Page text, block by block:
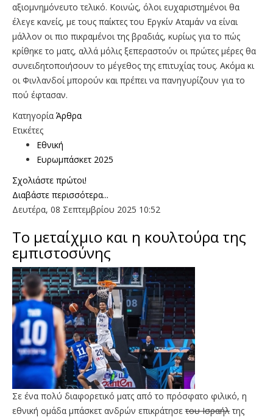
αξιομνημόνευτο τελικό. Κοινώς, όλοι ευχαριστημένοι θα
έλεγε κανείς, με τους παίκτες του Εργκίν Αταμάν να είναι
μάλλον οι πιο πικραμένοι της βραδιάς, κυρίως για το πώς
κρίθηκε το ματς, αλλά μόλις ξεπεραστούν οι πρώτες μέρες θα
συνειδητοποιήσουν το μέγεθος της επιτυχίας τους. Ακόμα κι
οι Φινλανδοί μπορούν και πρέπει να πανηγυρίζουν για το
πού έφτασαν.
Κατηγορία Άρθρα
Ετικέτες
Εθνική
Ευρωμπάσκετ 2025
Σχολιάστε πρώτοι!
Διαβάστε περισσότερα...
Δευτέρα, 08 Σεπτεμβρίου 2025 10:52
Το μεταίχμιο και η κουλτούρα της
εμπιστοσύνης
Σε ένα πολύ διαφορετικό ματς από το πρόσφατο φιλικό, η
εθνική ομάδα μπάσκετ ανδρών επικράτησε του Ισραήλ της